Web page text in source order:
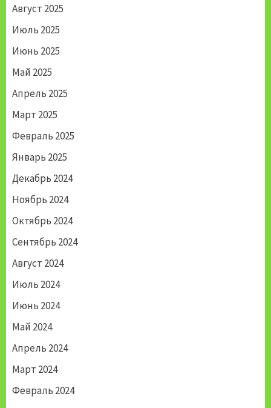
Август 2025
Июль 2025
Июнь 2025
Май 2025
Апрель 2025
Март 2025
Февраль 2025
Январь 2025
Декабрь 2024
Ноябрь 2024
Октябрь 2024
Сентябрь 2024
Август 2024
Июль 2024
Июнь 2024
Май 2024
Апрель 2024
Март 2024
Февраль 2024